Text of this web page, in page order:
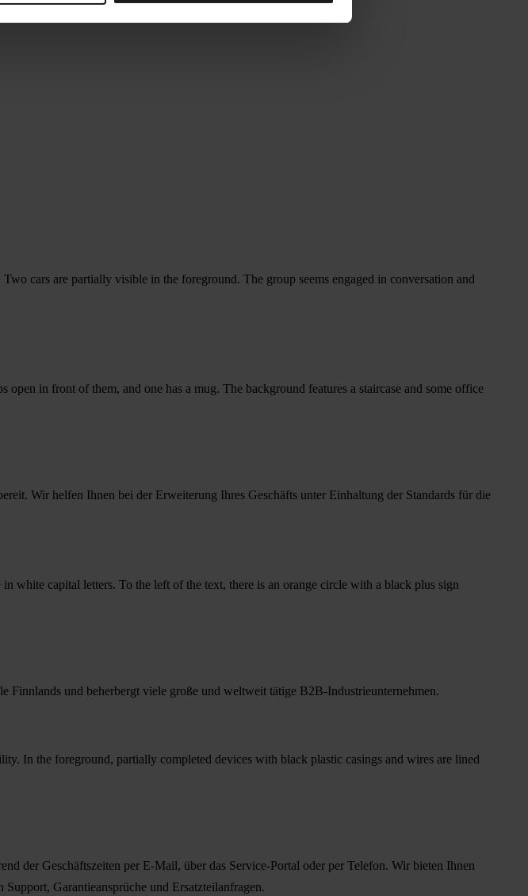
Wir helfen Ihnen bei der Erweiterung Ihres Geschäfts unter Einhaltung der Standards für die
Finnlands und beherbergt viele große und weltweit tätige B2B-Industrieunternehmen.
der Geschäftszeiten per E-Mail, über das Service-Portal oder per Telefon. Wir bieten Ihnen
Garantieansprüche und Ersatzteilanfragen.